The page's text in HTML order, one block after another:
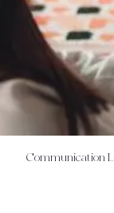
ACHETEZ
Communication